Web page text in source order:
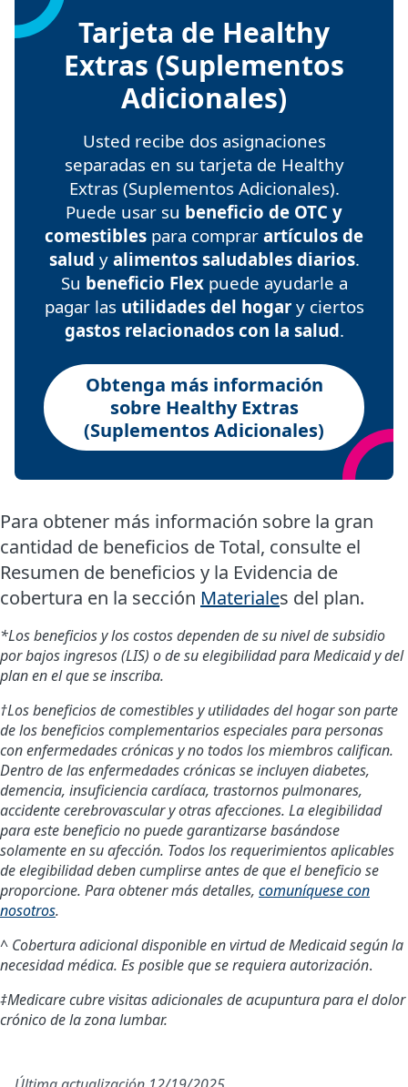
Tarjeta de Healthy
Extras (Suplementos
Adicionales)
Usted recibe dos asignaciones
separadas en su tarjeta de Healthy
Extras (Suplementos Adicionales).
Puede usar su beneficio de OTC y
comestibles para comprar artículos de
salud y alimentos saludables diarios.
Su beneficio Flexpuede ayudarle a
pagar las utilidades del hogary ciertos
gastos relacionados con la salud.
Obtenga más información
sobre Healthy Extras
(Suplementos Adicionales)
Para obtener más información sobre la gran
cantidad de beneficios de Total, consulte el
Resumen de beneficios y la Evidencia de
cobertura en la sección Materiales del plan.
*Los beneficios y los costos dependen de su nivel de subsidio
por bajos ingresos (LIS) o de su elegibilidad para Medicaid y del
plan en el que se inscriba.
†Los beneficios de comestibles y utilidades del hogar son parte
de los beneficios complementarios especiales para personas
con enfermedades crónicas y no todos los miembros califican.
Dentro de las enfermedades crónicas se incluyen diabetes,
demencia, insuficiencia cardíaca, trastornos pulmonares,
accidente cerebrovascular y otras afecciones. La elegibilidad
para este beneficio no puede garantizarse basándose
solamente en su afección. Todos los requerimientos aplicables
de elegibilidad deben cumplirse antes de que el beneficio se
proporcione. Para obtener más detalles, comuníquese con
nosotros.
^ Cobertura adicional disponible en virtud de Medicaid según la
necesidad médica. Es posible que se requiera autorización.
‡Medicare cubre visitas adicionales de acupuntura para el dolor
crónico de la zona lumbar.